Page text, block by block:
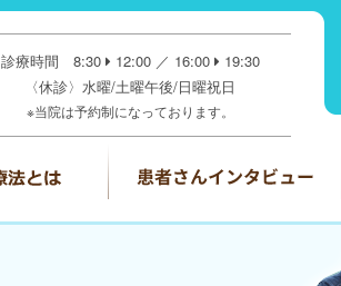
診療時間 8:30 12:00 ／ 16:00
19:30
〈休診〉水曜/土曜午後/日曜祝日
※当院は予約制になっております。